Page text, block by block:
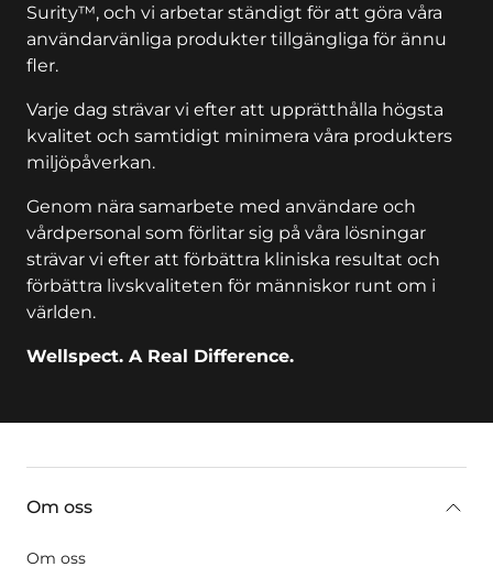
Surity™, och vi arbetar ständigt för att göra våra
användarvänliga produkter tillgängliga för ännu
fler.
Varje dag strävar vi efter att upprätthålla högsta
kvalitet och samtidigt minimera våra produkters
miljöpåverkan.
Genom nära samarbete med användare och
vårdpersonal som förlitar sig på våra lösningar
strävar vi efter att förbättra kliniska resultat och
förbättra livskvaliteten för människor runt om i
världen.
Wellspect. A Real Difference.
Om oss
Om oss